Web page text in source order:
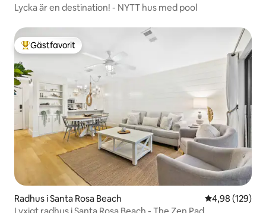
Lycka är en destination! - NYTT hus med pool
Populär gästfavorit
Gästfavorit
Radhus i Santa Rosa Beach 4,98 av 5 i
4,98 (129)